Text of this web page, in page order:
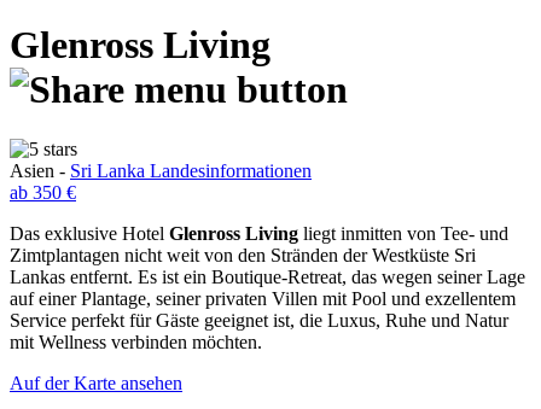
Glenross Living
Asien - Sri Lanka Landesinformationen
ab 350 €
Das exklusive Hotel Glenross Living liegt inmitten von Tee- und
Zimtplantagen nicht weit von den Stränden der Westküste Sri
Lankas entfernt. Es ist ein Boutique-Retreat, das wegen seiner Lage
auf einer Plantage, seiner privaten Villen mit Pool und exzellentem
Service perfekt für Gäste geeignet ist, die Luxus, Ruhe und Natur
mit Wellness verbinden möchten.
Auf der Karte ansehen